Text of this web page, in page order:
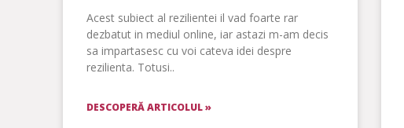
Acest subiect al rezilientei il vad foarte rar
dezbatut in mediul online, iar astazi m-am decis
sa impartasesc cu voi cateva idei despre
rezilienta. Totusi..
DESCOPERĂ ARTICOLUL »